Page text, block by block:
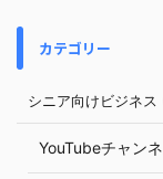
カテゴリー
シニア向けビジネス
YouTubeチャン